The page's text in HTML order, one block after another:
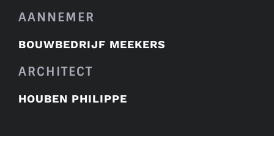
AANNEMER
BOUWBEDRIJF MEEKERS
ARCHITECT
HOUBEN PHILIPPE